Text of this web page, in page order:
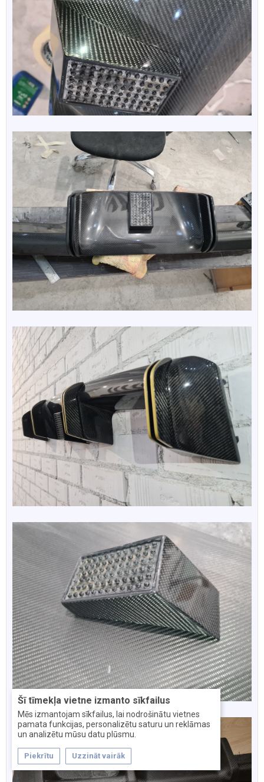
Šī tīmekļa vietne izmanto sīkfailus
Mēs izmantojam sīkfailus, lai nodrošinātu vietnes
pamata funkcijas, personalizētu saturu un reklāmas
un analizētu mūsu datu plūsmu.
Piekrītu Uzzināt vairāk